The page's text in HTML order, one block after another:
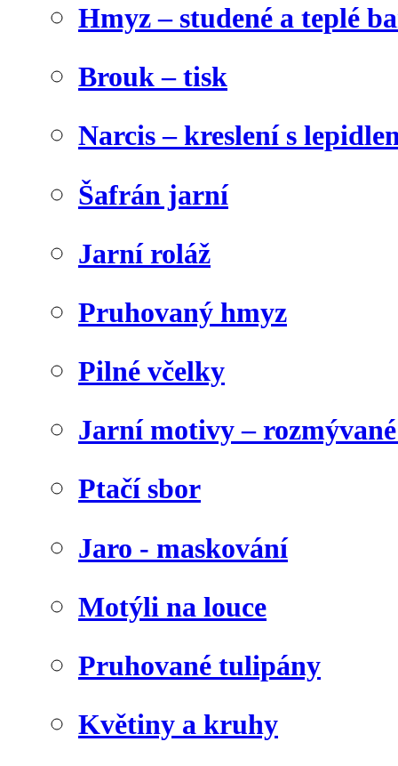
Hmyz – studené a teplé
Brouk – tisk
Narcis – kreslení s
Šafrán jarní
Jarní roláž
Pruhovaný hmyz
Pilné včelky
Jarní motivy –
Ptačí sbor
Jaro - maskování
Motýli na louce
Pruhované tulipány
Květiny a kruhy